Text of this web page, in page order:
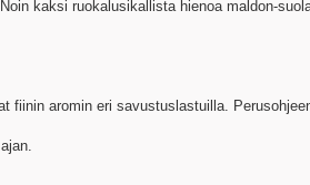
kaksi ruokalusikallista hienoa maldon-
fiinin aromin eri savustuslastuilla.